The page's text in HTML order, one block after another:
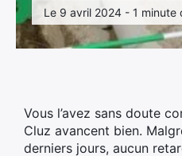
Le 9 avril 2024 - 1 minute
Vous l’avez sans doute
Cluz avancent bien.
derniers jours, aucun